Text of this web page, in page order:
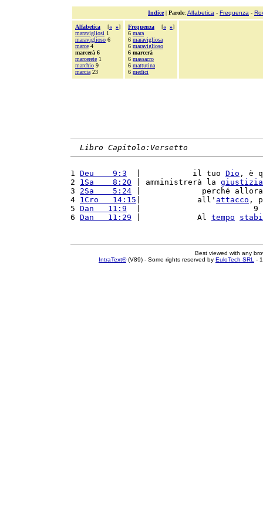
Indice| Parole: Alfabetica - Frequenza -
Alfabetica [« »]
maravigliosi 1
maraviglioso 6
marce 4
marcerà 6
marcerete 1
marchio 9
marcia 23
Frequenza [« »]
6 mara
6 maravigliosa
6 maraviglioso
6 marcerà
6 massacro
6 mattutina
6 medici
Libro Capitolo:Versetto
1 Deu    9:3
  |           il tuo
Dio , è
2 1Sa    8:20 | amministrerà la giustizia
3 2Sa    5:24 |             perché
4 1Cro   14:15 |            all' attacco ,
5 Dan   11:9
|
6 Dan   11:29 |            Al tempo
Best viewed with any
IntraText®(V89) - Some rights reserved by EuloTech SRL -